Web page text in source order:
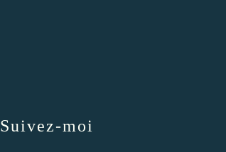
Suivez-moi